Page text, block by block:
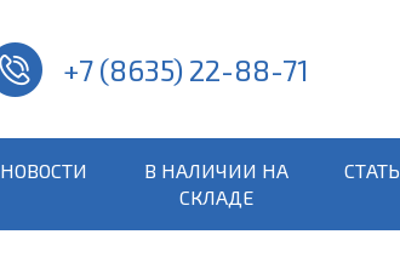
+7 (8635) 22-88-71
НОВОСТИ
В НАЛИЧИИ НА
СКЛАДЕ